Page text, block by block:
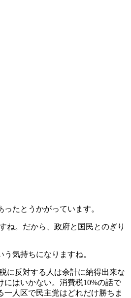
たとうかがっています。
ね。だから、政府と国民とのぎり
気持ちになりますね。
に反対する人は余計に納得出来な
はいかない。消費税10%の話で
人区で民主党はどれだけ勝ちま